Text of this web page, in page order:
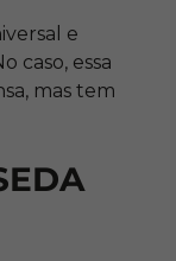
e
caso, essa
mas tem